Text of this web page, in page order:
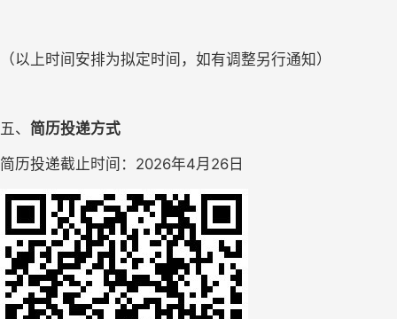
（以上时间安排为拟定时间，如有调整另行通知）
五、 简历投递方式
简历投递截止时间： 2026年4月26日